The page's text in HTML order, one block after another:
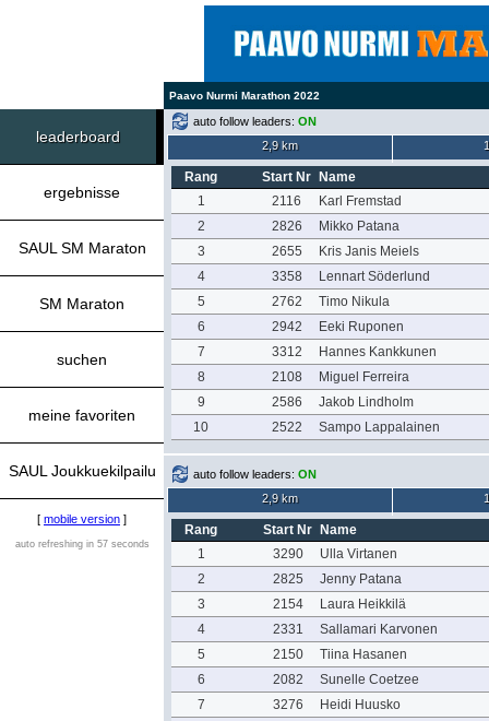
Paavo Nurmi Marathon 2022
leaderboard
ergebnisse
SAUL SM Maraton
SM Maraton
suchen
meine favoriten
SAUL Joukkuekilpailu
[ mobile version ]
auto refreshing in 57 seconds
auto follow leaders: ON
2,9 km
Rang Start Nr
Name
1
2116
Karl Fremstad
2
2826
Mikko Patana
3
2655
Kris Janis Meiels
4
3358
Lennart Söderlund
5
2762
Timo Nikula
6
2942
Eeki Ruponen
7
3312
Hannes Kankkunen
8
2108
Miguel Ferreira
9
2586
Jakob Lindholm
10
2522 Sampo Lappalainen
auto follow leaders: ON
2,9 km
Rang Start Nr
Name
1
3290
Ulla Virtanen
2
2825
Jenny Patana
3
2154
Laura Heikkilä
4
2331
Sallamari Karvonen
5
2150
Tiina Hasanen
6
2082
Sunelle Coetzee
7
3276
Heidi Huusko